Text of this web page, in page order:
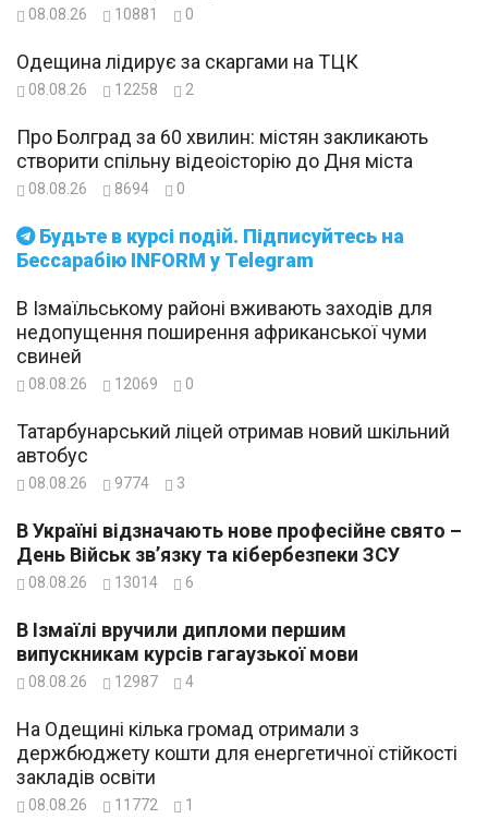
Будьте в курсі подій. Підписуйтесь на
Бессарабію INFORM у Telegram
08.08.26 10881 0
Одещина лідирує за скаргами на ТЦК
08.08.26 12258 2
Про Болград за 60 хвилин: містян закликають
створити спільну відеоісторію до Дня міста
08.08.26 8694 0
В Ізмаїльському районі вживають заходів для
недопущення поширення африканської чуми
свиней
08.08.26 12069 0
Татарбунарський ліцей отримав новий шкільний
автобус
08.08.26 9774 3
В Україні відзначають нове професійне свято –
День Військ зв’язку та кібербезпеки ЗСУ
08.08.26 13014 6
В Ізмаїлі вручили дипломи першим
випускникам курсів гагаузької мови
08.08.26 12987 4
На Одещині кілька громад отримали з
держбюджету кошти для енергетичної стійкості
закладів освіти
08.08.26 11772 1